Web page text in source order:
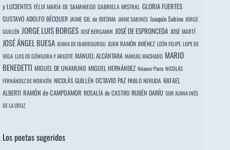
y LUCIENTES FÉLIX MARÍA DE SAMANIEGO GABRIELA MISTRAL GLORIA FUERTES
GUSTAVO ADOLFO BÉCQUER JAIME GIL de BIEDMA JAIME SABINES Joaquín Sabina JORGE
GUILLÉN JORGE LUIS BORGES JOSÉ BERGAMIN JOSÉ DE ESPRONCEDA JOSÉ MARTÍ
JOSÉ ÁNGEL BUESA JUANA DE IBARBOUROU JUAN RAMÓN JIMÉNEZ LEÓN FELIPE LOPE DE
VEGA LUIS DE GÓNGORA Y ARGOTE MANUEL ALCÁNTARA MANUEL MACHADO MARIO
BENEDETTI MIGUEL DE UNAMUNO MIGUEL HERNÁNDEZ Nicanor Parra NICOLÁS
FERNÁNDEZ DE MORATÍN NICOLÁS GUILLÉN OCTAVIO PAZ PABLO NERUDA RAFAEL
ALBERTI RAMÓN de CAMPOAMOR ROSALÍA de CASTRO RUBÉN DARÍO SOR JUANA INÉS
DE LA CRUZ
Los poetas sugeridos